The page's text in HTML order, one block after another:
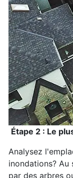
Étape 2 : Le
Analysez
inondations?
par des arbres